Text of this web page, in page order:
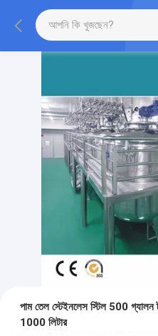
পাম তেল স্টেইনলেস স্টিল 500 গ্যালন
1000 লিটার